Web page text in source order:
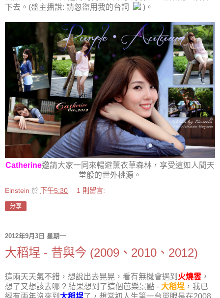
下去。(盛主播說: 請忽盜用我的台詞
)。
Catherine邀請大家一同來暢遊薰衣草森林，享受這如人間天
堂般的世外桃源 。
Einstein 於 下午5:30 1 則留言:
分享
2012年9月3日 星期一
大稻埕 - 昔與今 (2009、2010、2012)
這兩天天氣不錯，想說出去晃晃，看有無機會遇到 火燒雲 ，
想了又想該去哪 ? 結果想到了這個芭樂景點 - 大稻埕 ，我已